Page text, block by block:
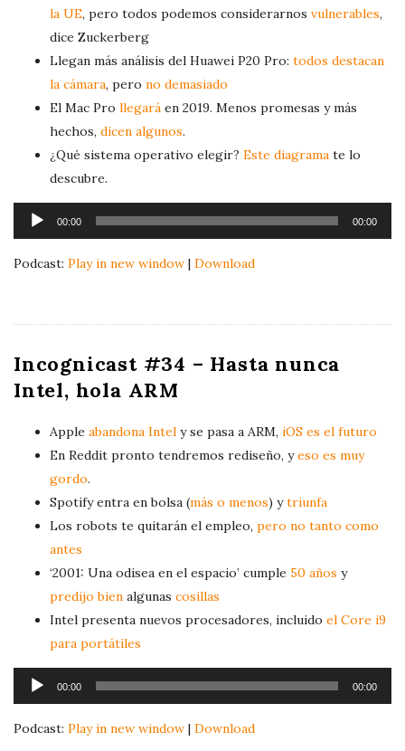
la UE, pero todos podemos considerarnos vulnerables,
dice Zuckerberg
Llegan más análisis del Huawei P20 Pro: todos destacan
la cámara, pero no demasiado
El Mac Pro llegará en 2019. Menos promesas y más
hechos, dicen algunos.
¿Qué sistema operativo elegir? Este diagrama te lo
descubre.
u
d
l
y
00:00 00:00
Podcast: Play in new window | Download
Incognicast #34 – Hasta nunca
Intel, hola ARM
Apple abandona Intel y se pasa a ARM, iOS es el futuro
En Reddit pronto tendremos rediseño, yeso es muy
gordo.
Spotify entra en bolsa (más o menos) ytriunfa
Los robots te quitarán el empleo, pero no tanto como
antes
‘2001: Una odisea en el espacio’ cumple 50 años y
predijo bien algunas cosillas
Intel presenta nuevos procesadores, incluido el Core i9
para portátiles
u
d
00:00 00:00
Podcast: Play in new window | Download